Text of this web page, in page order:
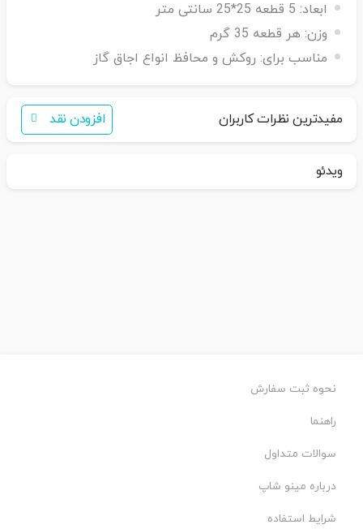
ابعاد: 5 قطعه 25*25 سانتی متر
وزن: هر قطعه 35 گرم
مناسب برای: روکش و محافظ انواع اجاق گاز
مفیدترین نظرات کاربران افزودن نقد
ویدئو
نحوه ثبت سفارش
راهنما
سوالات متداول
درباره مینو شاپ
شرایط استفاده